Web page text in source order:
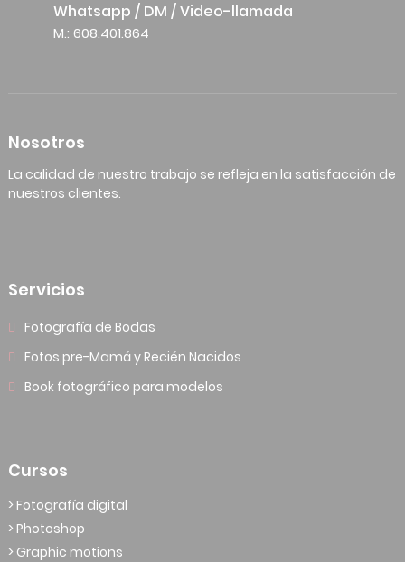
Whatsapp / DM / Video-llamada
M.: 608.401.864
Nosotros
La calidad de nuestro trabajo se refleja en la satisfacción de
nuestros clientes.
Servicios
Fotografía de Bodas
Fotos pre-Mamá y Recién Nacidos
Book fotográfico para modelos
Cursos
> Fotografía digital
> Photoshop
> Graphic motions